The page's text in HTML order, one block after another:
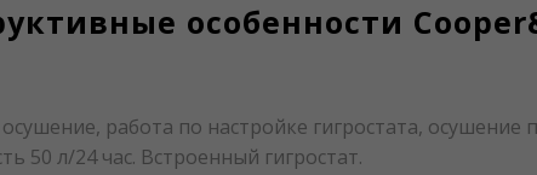
особенности
работа по настройке гигростата, осушение
50 л/24 час. Встроенный гигростат.